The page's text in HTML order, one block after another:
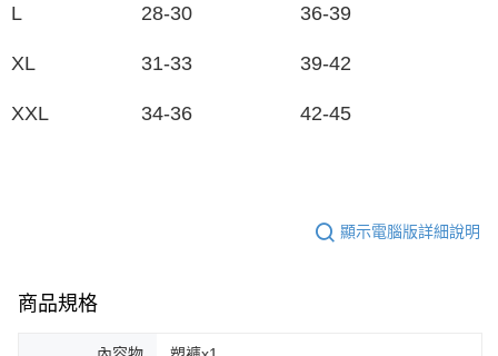
L 28-30 36-39
XL 31-33 39-42
XXL 34-36 42-45
顯示電腦版詳細說明
商品規格